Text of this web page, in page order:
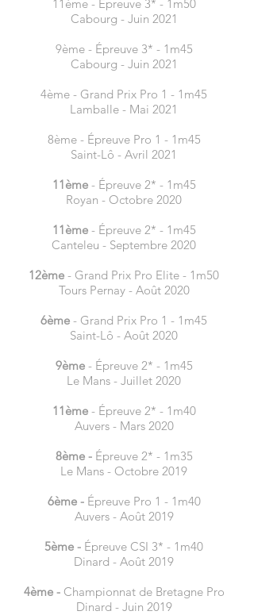
11ème - Épreuve 3* - 1m50
Cabourg - Juin 2021
9ème - Épreuve 3* - 1m45
Cabourg - Juin 2021
4ème - Grand Prix Pro 1 - 1m45
Lamballe - Mai 2021
8ème - Épreuve Pro 1 - 1m45
Saint-Lô - Avril 2021
11ème- Épreuve 2* - 1m45
Royan - Octobre 2020
11ème- Épreuve 2* - 1m45
Canteleu - Septembre 2020
12ème - Grand Prix Pro Elite - 1m50
Tours Pernay - Août 2020
6ème - Grand Prix Pro 1 - 1m45
Saint-Lô - Août 2020
9ème- Épreuve 2* - 1m45
Le Mans - Juillet 2020
11ème- Épreuve 2* - 1m40
Auvers - Mars 2020
8ème - Épreuve 2* - 1m35
Le Mans - Octobre 2019
6ème - Épreuve Pro 1 - 1m40
Auvers - Août 2019
5ème - Épreuve CSI 3* - 1m40
Dinard - Août 2019
4ème - Championnat de Bretagne Pro
Dinard - Juin 2019